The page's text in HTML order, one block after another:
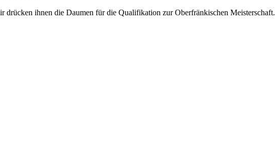
ihnen die Daumen für die Qualifikation zur Oberfränkischen Meisterschaft.